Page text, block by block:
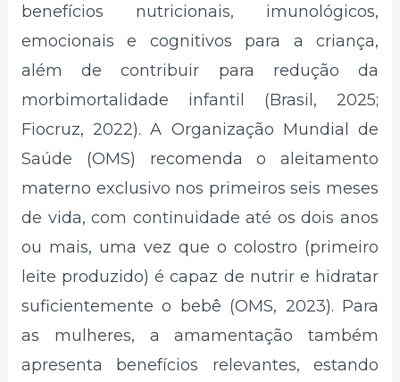
benefícios nutricionais, imunológicos,
emocionais e cognitivos para a criança,
além de contribuir para redução da
morbimortalidade infantil (Brasil, 2025;
Fiocruz, 2022). A Organização Mundial de
Saúde (OMS) recomenda o aleitamento
materno exclusivo nos primeiros seis meses
de vida, com continuidade até os dois anos
ou mais, uma vez que o colostro (primeiro
leite produzido) é capaz de nutrir e hidratar
suficientemente o bebê (OMS, 2023). Para
as mulheres, a amamentação também
apresenta benefícios relevantes, estando